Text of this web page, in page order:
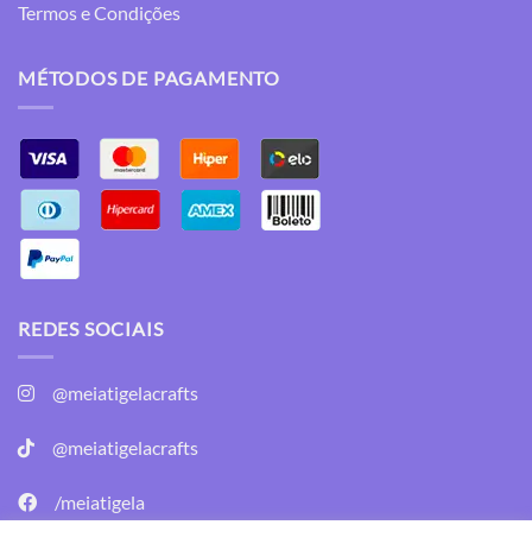
Termos e Condições
MÉTODOS DE PAGAMENTO
REDES SOCIAIS
@meiatigelacrafts
@meiatigelacrafts
/meiatigela